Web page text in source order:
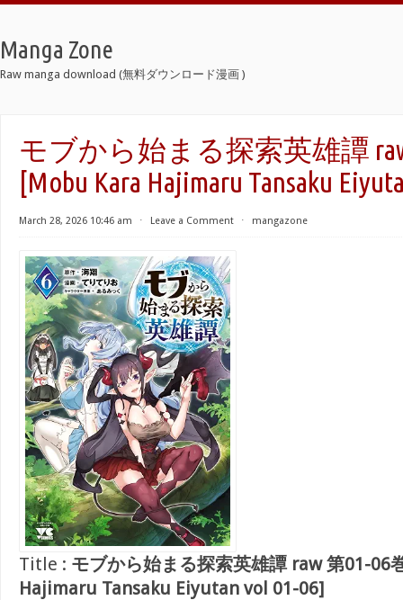
Manga Zone
Raw manga download (無料ダウンロード漫画 )
モブから始まる探索英雄譚
[Mobu Kara Hajimaru Tansaku
March 28, 2026 10:46 am ⋅ Leave a Comment ⋅ mangazone
Title : モブから始まる探索英雄譚 raw 第01-06
Hajimaru Tansaku Eiyutan vol 01-06]